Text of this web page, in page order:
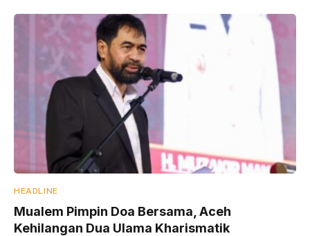
HEADLINE
Mualem Pimpin Doa Bersama, Aceh
Kehilangan Dua Ulama Kharismatik